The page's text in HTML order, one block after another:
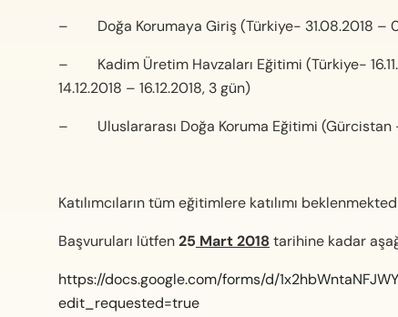
– Doğa Korumaya Giriş (Türkiye- 31.08.2018 –
– Kadim Üretim Havzaları Eğitimi (Türkiye-
14.12.2018 – 16.12.2018, 3 gün)
– Uluslararası Doğa Koruma Eğitimi (Gürcistan –
Katılımcıların tüm eğitimlere katılımı
Başvuruları lütfen25 Mart 2018 tarihine kadar
https://docs.google.com/forms/d/
edit_requested=true